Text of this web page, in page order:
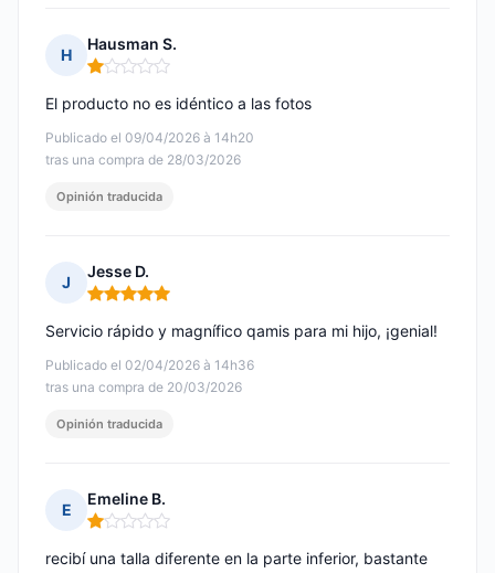
H
Hausman S.
Nota: 1 de 5
Publicado el 09/04/2026 à 14h20
tras una compra de 28/03/2026
El producto no es idéntico a las fotos
Opinión traducida
J
Jesse D.
Nota: 5 de 5
Publicado el 02/04/2026 à 14h36
tras una compra de 20/03/2026
Servicio rápido y magnífico qamis para mi hijo, ¡genial!
Opinión traducida
E
Emeline B.
Nota: 1 de 5
recibí una talla diferente en la parte inferior, bastante